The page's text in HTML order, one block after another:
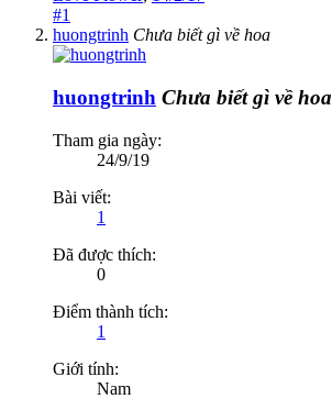
#1
huongtrinh Chưa biết gì về hoa
huongtrinh Chưa biết gì về hoa
Tham gia ngày:
24/9/19
Bài viết:
1
Đã được thích:
0
Điểm thành tích:
1
Giới tính:
Nam